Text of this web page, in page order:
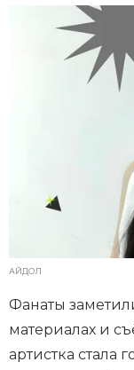
АЙДОЛ
Фанаты
материалах и
артистка стала